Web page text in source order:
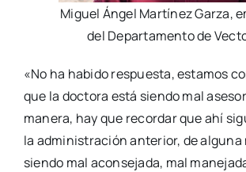
Miguel Ángel Martínez Garza,
del Departamento de
«No ha habido respuesta, estamos
que la doctora está siendo mal
manera, hay que recordar que ahí
la administración anterior, de alguna
siendo mal aconsejada, mal